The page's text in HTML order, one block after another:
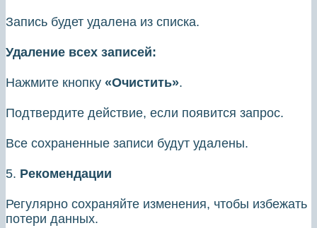
Запись будет удалена из списка.
Удаление всех записей:
Нажмите кнопку «Очистить».
Подтвердите действие, если появится запрос.
Все сохраненные записи будут удалены.
5. Рекомендации
Регулярно сохраняйте изменения, чтобы избежать
потери данных.